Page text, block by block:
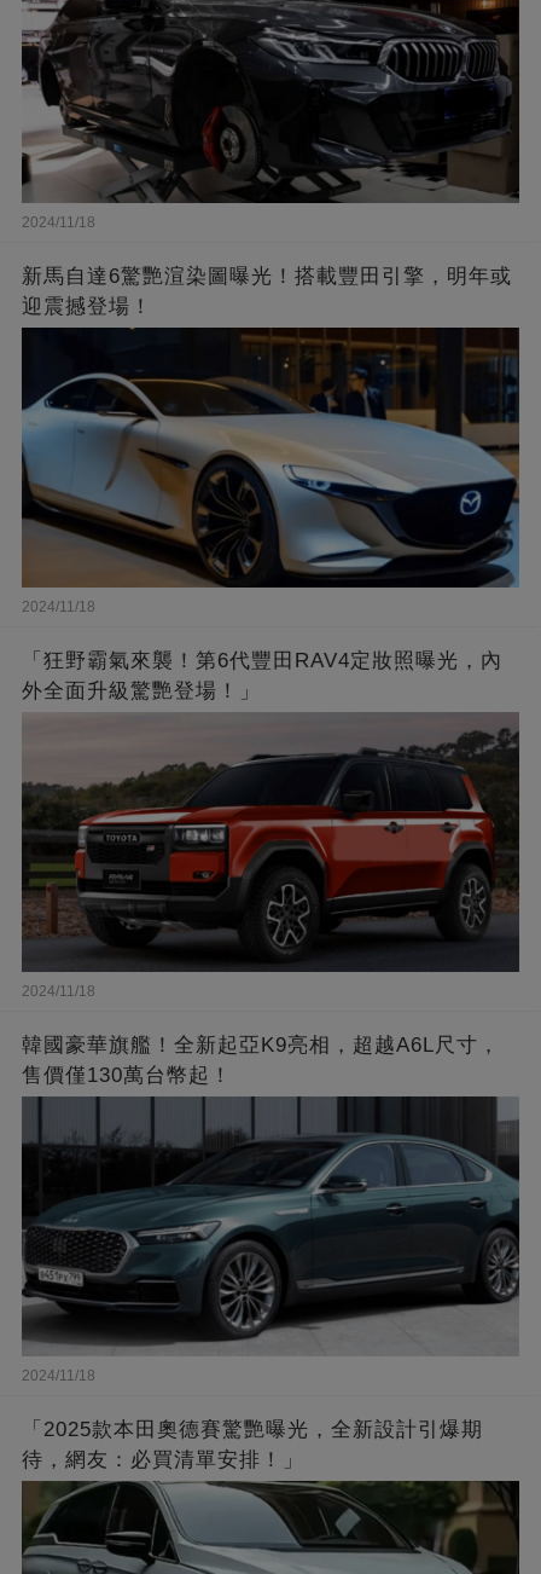
2024/11/18
新馬自達6驚艷渲染圖曝光！搭載豐田引擎，明年或
迎震撼登場！
2024/11/18
「狂野霸氣來襲！第6代豐田RAV4定妝照曝光，內
外全面升級驚艷登場！」
2024/11/18
韓國豪華旗艦！全新起亞K9亮相，超越A6L尺寸，
售價僅130萬台幣起！
2024/11/18
「2025款本田奧德賽驚艷曝光，全新設計引爆期
待，網友：必買清單安排！」